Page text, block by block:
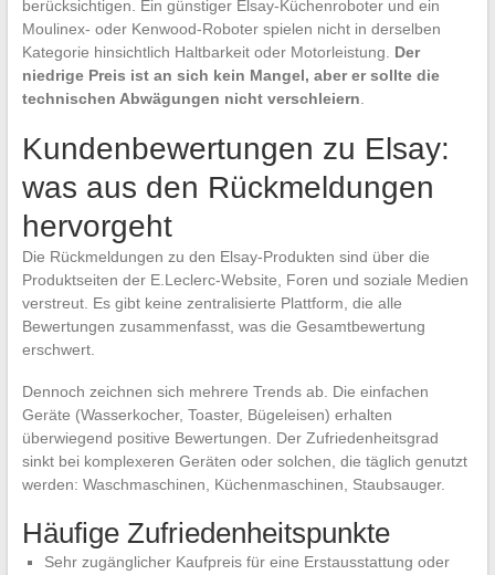
berücksichtigen. Ein günstiger Elsay-Küchenroboter und ein
Moulinex- oder Kenwood-Roboter spielen nicht in derselben
Kategorie hinsichtlich Haltbarkeit oder Motorleistung. Der
niedrige Preis ist an sich kein Mangel, aber er sollte die
technischen Abwägungen nicht verschleiern
Kundenbewertungen zu Elsay:
was aus den Rückmeldungen
hervorgeht
Die Rückmeldungen zu den Elsay-Produkten sind über die
Produktseiten der E.Leclerc-Website, Foren und soziale Medien
verstreut. Es gibt keine zentralisierte Plattform, die alle
Bewertungen zusammenfasst, was die Gesamtbewertung
erschwert.
Dennoch zeichnen sich mehrere Trends ab. Die einfachen
Geräte (Wasserkocher, Toaster, Bügeleisen) erhalten
überwiegend positive Bewertungen. Der Zufriedenheitsgrad
sinkt bei komplexeren Geräten oder solchen, die täglich genutzt
werden: Waschmaschinen, Küchenmaschinen, Staubsauger.
Häufige Zufriedenheitspunkte
Sehr zugänglicher Kaufpreis für eine Erstausstattung oder